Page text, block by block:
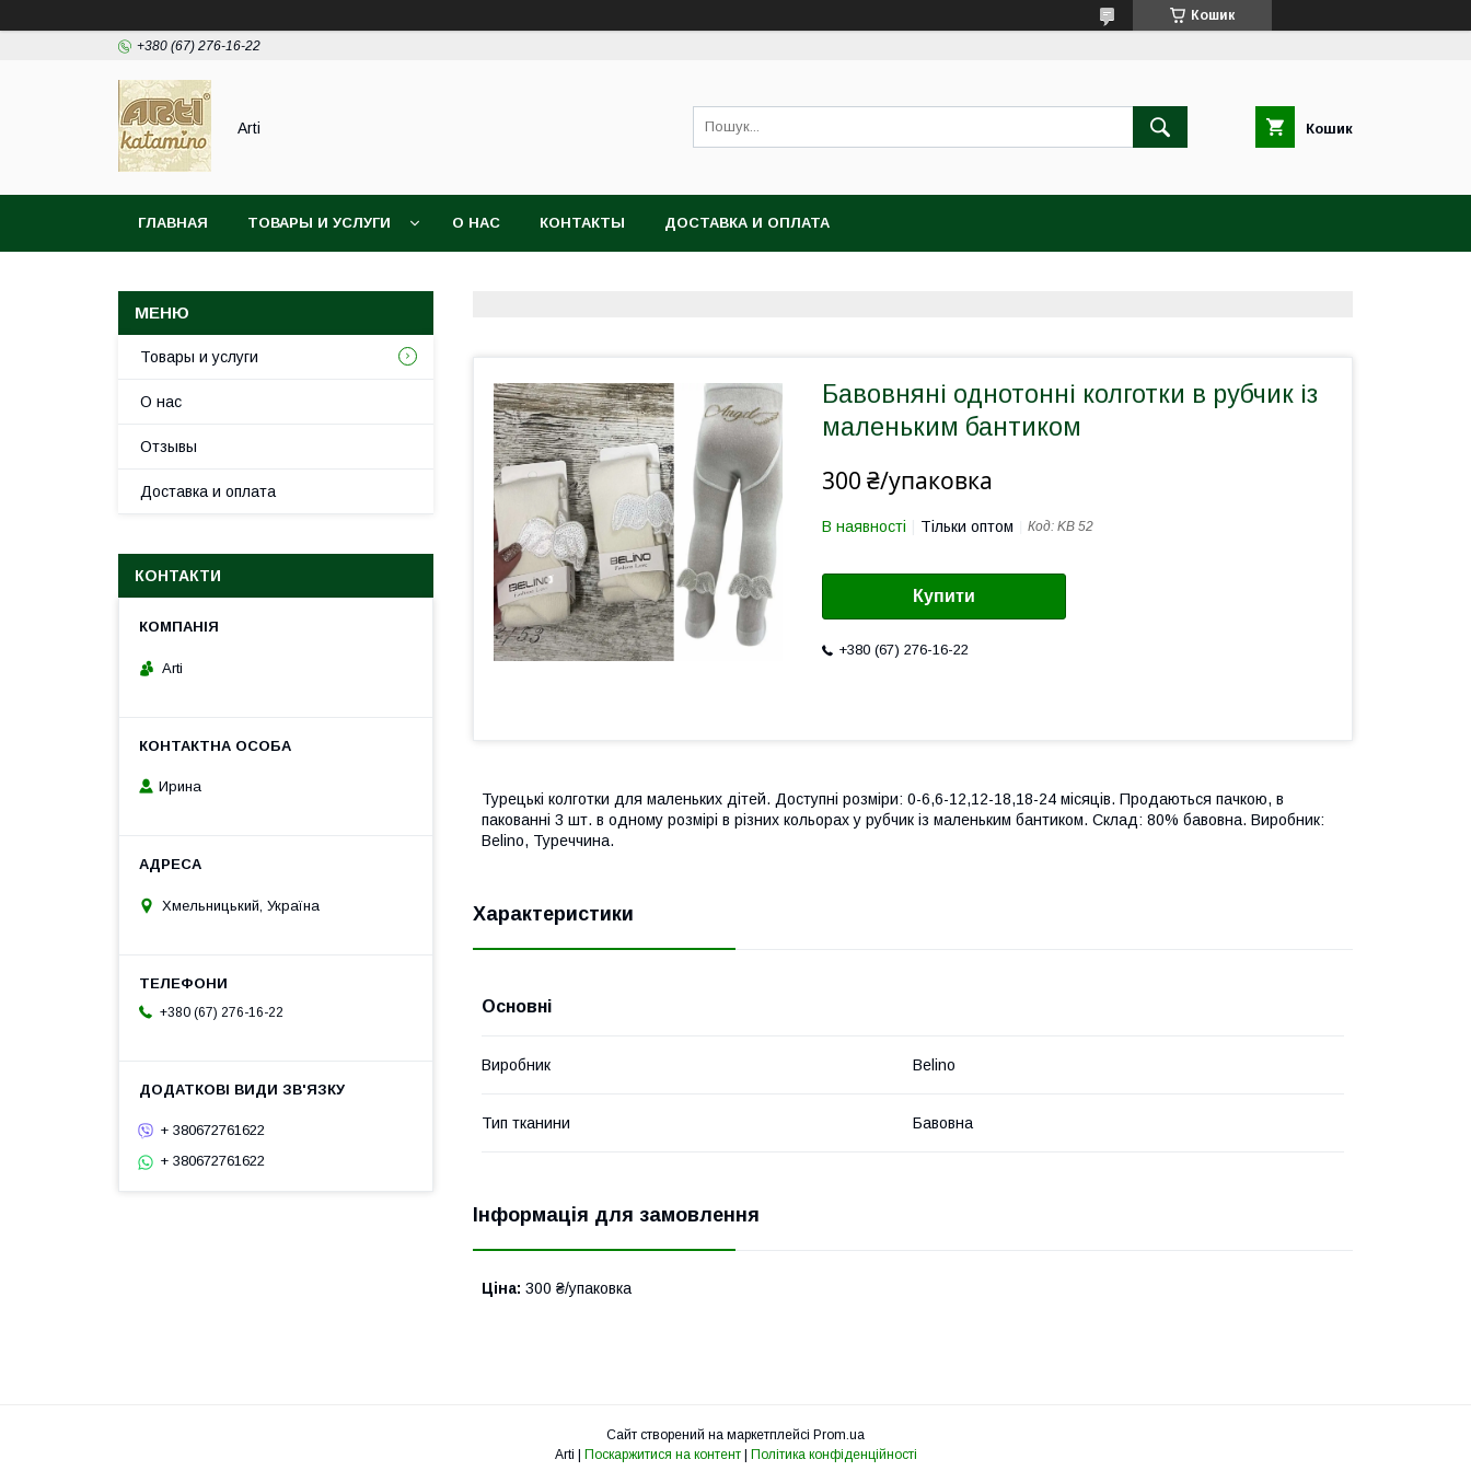
Кошик
+380 (67) 276-16-22
Arti Кошик
ГЛАВНАЯ ТОВАРЫ И УСЛУГИ О НАС КОНТАКТЫ ДОСТАВКА И ОПЛАТА
Бавовняні однотонні колготки в рубчик із
маленьким бантиком
300 ₴/упаковка
В наявності Тільки оптом Код: KB 52
Купити
+380 (67) 276-16-22
Турецькі колготки для маленьких дітей. Доступні розміри: 0-6,6-12,12-18,18-24 місяців. Продаються пачкою, в
пакованні 3 шт. в одному розмірі в різних кольорах у рубчик із маленьким бантиком. Склад: 80% бавовна. Виробник:
Belino, Туреччина.
Характеристики
Основні
Виробник Belino
Тип тканини Бавовна
Інформація для замовлення
Ціна: 300 ₴/упаковка
Товары и услуги
О нас
Отзывы
Доставка и оплата
КОНТАКТИ
Arti
Ирина
Хмельницький, Україна
+380 (67) 276-16-22
+ 380672761622
+ 380672761622
Сайт створений на маркетплейсі Prom.ua
Поскаржитися на контент Політика конфіденційності